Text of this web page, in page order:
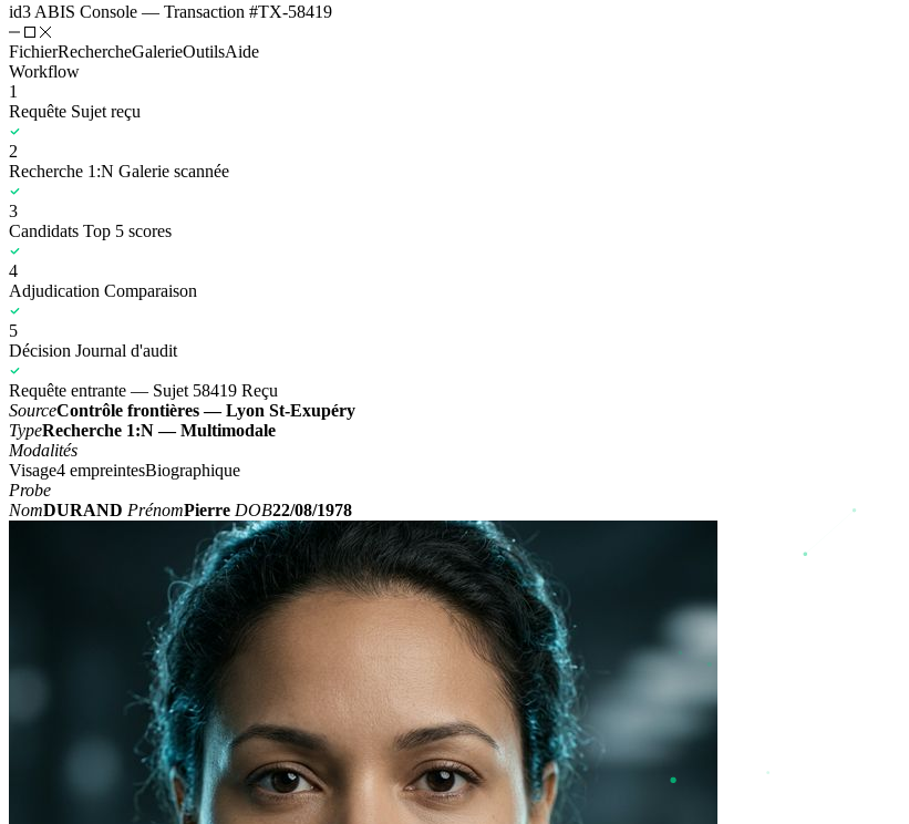
id3 ABIS Console — Transaction #TX-58419
FichierRechercheGalerieOutilsAide
Workflow
1
Requête Sujet reçu
2
Recherche 1:N Galerie scannée
3
Candidats Top 5 scores
4
Adjudication Comparaison
5
Décision Journal d'audit
Requête entrante — Sujet 58419 OK
SourceContrôle frontières — Lyon St-Exupéry
TypeRecherche 1:N — Multimodale
Modalités
Visage4 empreintesBiographique
Probe
NomDURAND PrénomPierre DOB22/08/1978